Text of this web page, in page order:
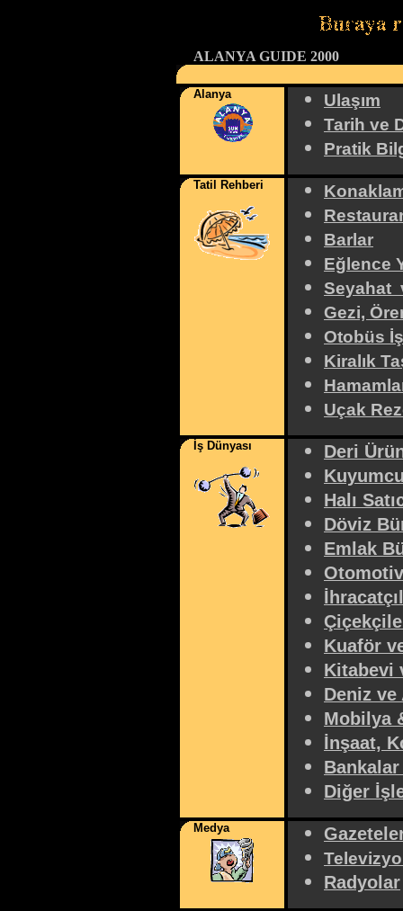
ALANYA GUIDE 2000
Alanya
Ulaşım
Tarih ve
Pratik
Tatil Rehberi
Barlar
Eğlence
Seyahat
Gezi,
Otobüs
Kiralık
Uçak
İş Dünyası
Deri
Halı
Döviz
Emlak
Otomotiv
Kuaför
Kitabevi
Deniz ve
Mobilya
İnşaat,
Diğer
Medya
Radyolar